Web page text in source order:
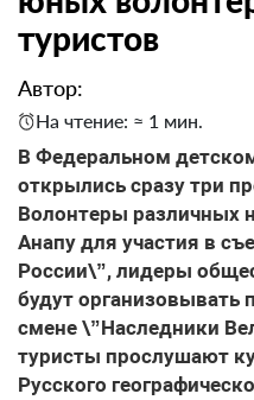
туристов
Автор:
На чтение: ≈ 1 мин.
В Федеральном
открылись сразу три
Волонтеры различных
Анапу для участия в
России\”, лидеры
будут организовывать
смене \”Наследники
туристы прослушают
Русского